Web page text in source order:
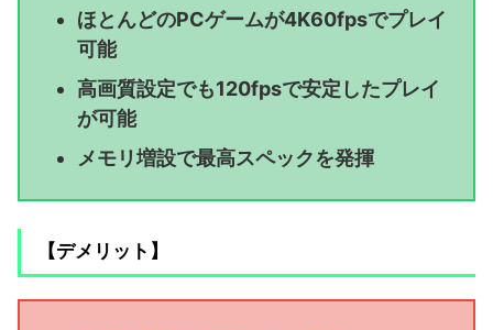
ほとんどのPCゲームが4K60fpsでプレイ
可能
高画質設定でも120fpsで安定したプレイ
が可能
メモリ増設で最高スペックを発揮
【デメリット】